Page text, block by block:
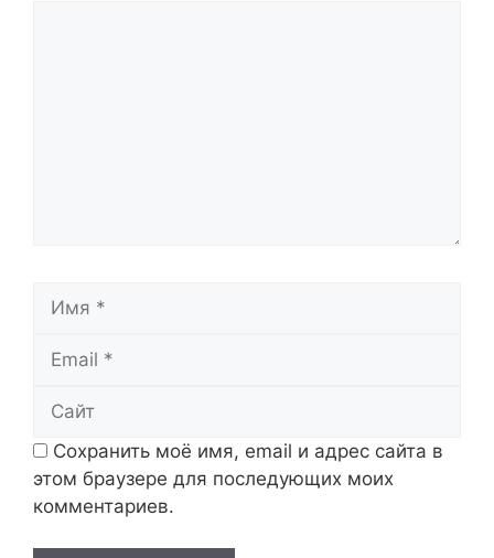
Сохранить моё имя, email и адрес сайта в
этом браузере для последующих моих
комментариев.